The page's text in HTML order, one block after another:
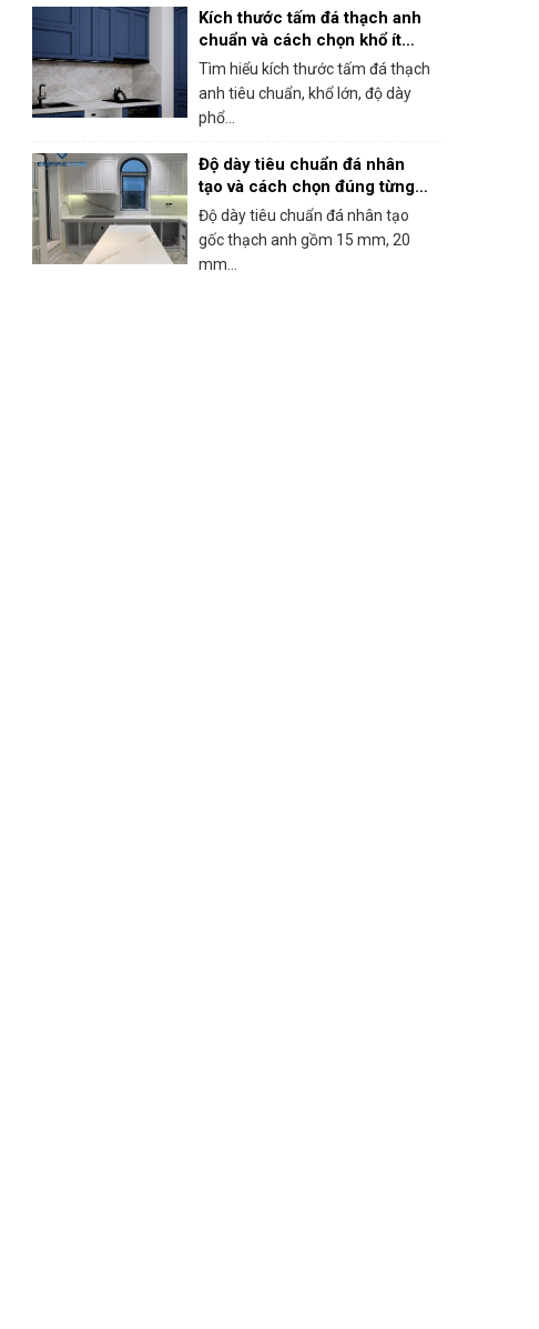
Kích thước tấm đá thạch anh
chuẩn và cách chọn khổ ít
hao hụt
Tìm hiểu kích thước tấm đá thạch
anh tiêu chuẩn, khổ lớn, độ dày
phổ...
Độ dày tiêu chuẩn đá nhân
tạo và cách chọn đúng từng
hạng mục
Độ dày tiêu chuẩn đá nhân tạo
gốc thạch anh gồm 15 mm, 20
mm...